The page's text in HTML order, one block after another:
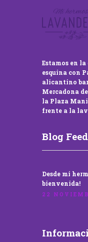
Estamos en
esquina con
alicantino
Mercadona
la Plaza
frente a la
Blog Feed
Desde mi
bienvenida!
22